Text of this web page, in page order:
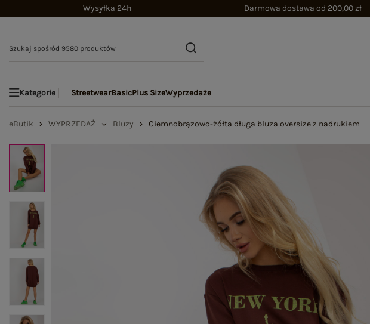
Wysyłka 24h Darmowa dostawa od 200,00 zł
Kategorie StreetwearBasicPlus SizeWyprzedaże
eButik WYPRZEDAŻ Bluzy Ciemnobrązowo-żółta długa bluza oversize z nadrukiem